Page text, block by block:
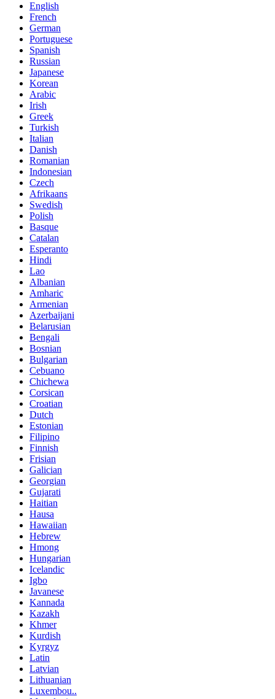
English
French
German
Portuguese
Spanish
Russian
Japanese
Korean
Arabic
Irish
Greek
Turkish
Italian
Danish
Romanian
Indonesian
Czech
Afrikaans
Swedish
Polish
Basque
Catalan
Esperanto
Hindi
Lao
Albanian
Amharic
Armenian
Azerbaijani
Belarusian
Bengali
Bosnian
Bulgarian
Cebuano
Chichewa
Corsican
Croatian
Dutch
Estonian
Filipino
Finnish
Frisian
Galician
Georgian
Gujarati
Haitian
Hausa
Hawaiian
Hebrew
Hmong
Hungarian
Icelandic
Igbo
Javanese
Kannada
Kazakh
Khmer
Kurdish
Kyrgyz
Latin
Latvian
Lithuanian
Luxembou..